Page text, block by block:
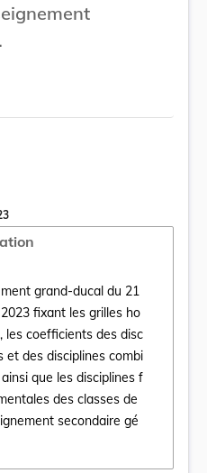
grand-ducal du 21
fixant les grilles ho
les coefficients des disc
et des disciplines combi
que les disciplines f
des classes de
secondaire gé
le document Règlement grand-